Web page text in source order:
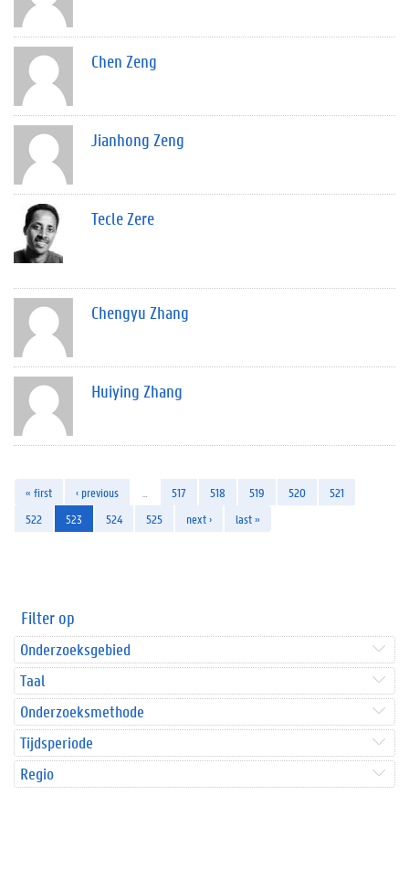
Chen Zeng
Jianhong Zeng
Tecle Zere
Chengyu Zhang
Huiying Zhang
« first ‹ previous 517 518 519 520
521
522
523 524 525 next › last »
Filter op
Onderzoeksgebied
Taal
Onderzoeksmethode
Tijdsperiode
Regio